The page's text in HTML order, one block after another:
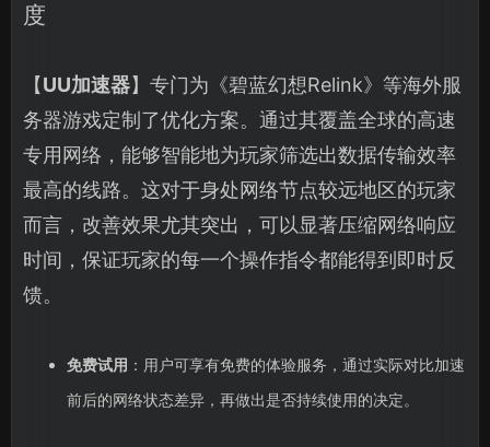
度
【UU加速器】专门为《碧蓝幻想Relink》等海外服
务器游戏定制了优化方案。通过其覆盖全球的高速
专用网络，能够智能地为玩家筛选出数据传输效率
最高的线路。这对于身处网络节点较远地区的玩家
而言，改善效果尤其突出，可以显著压缩网络响应
时间，保证玩家的每一个操作指令都能得到即时反
馈。
免费试用 ：用户可享有免费的体验服务，通过实际对比加速
前后的网络状态差异，再做出是否持续使用的决定。